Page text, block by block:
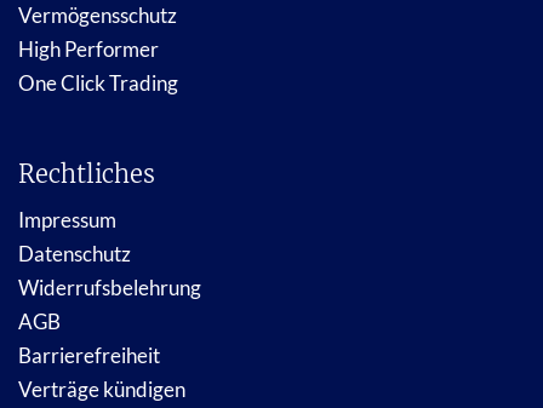
Vermögensschutz
High Performer
One Click Trading
Rechtliches
Impressum
Datenschutz
Widerrufsbelehrung
AGB
Barrierefreiheit
Verträge kündigen